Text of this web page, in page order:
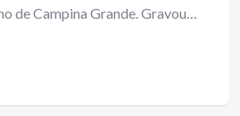
de Campina Grande. Gravou…